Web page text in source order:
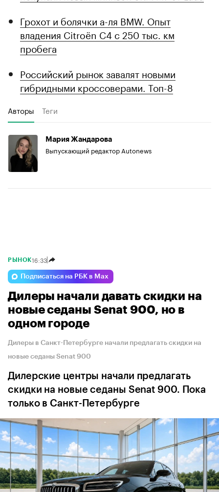
Грохот и болячки а-ля BMW. Опыт
владения Citroёn C4 с 250 тыс. км
пробега
Российский рынок завалят новыми
гибридными кроссоверами. Топ-8
Авторы Теги
Мария Жандарова
Выпускающий редактор Autonews
РЫНОК16:33
Подписаться на РБК в Max
Дилеры начали давать скидки на
новые седаны Senat 900, но в
одном городе
Дилеры в Санкт-Петербурге начали предлагать скидки на
новые седаны Senat 900
Дилерские центры начали предлагать
скидки на новые седаны Senat 900. Пока
только в Санкт-Петербурге